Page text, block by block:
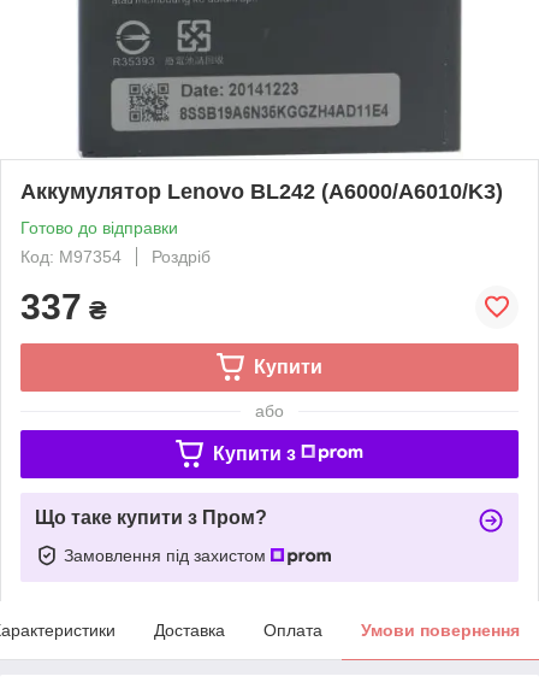
Аккумулятор Lenovo BL242 (A6000/A6010/K3)
Готово до відправки
Код: M97354
Роздріб
337 ₴
Купити
або
Купити з
Що таке купити з Пром?
Замовлення під захистом
Доставка Оплата Умови повернення